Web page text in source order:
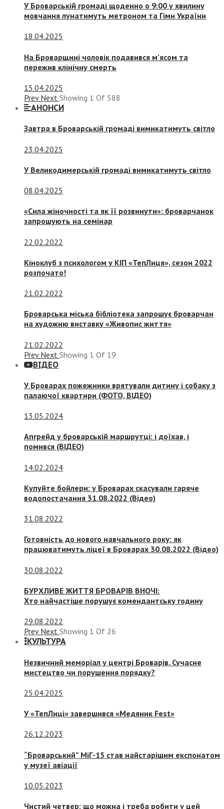
У Броварській громаді щоденно о 9:00 у хвилину
мовчання лунатимуть метроном та Гімн України
18.04.2025
На Броварщині чоловік подавився м’ясом та
пережив клінічну смерть
15.04.2025
Prev Next Showing 1 Of 588
АНОНСИ
Завтра в Броварській громаді вимикатимуть світло
23.04.2025
У Великодимерській громаді вимикатимуть світло
08.04.2025
«Сила жіночності та як її розвинути»: броварчанок
запрошують на семінар
22.02.2022
Кіноклуб з психологом у КІП «ТепЛиця», сезон 2022
розпочато!
21.02.2022
Броварська міська бібліотека запрошує броварчан
на художню виставку «Живопис життя»
21.02.2022
Prev Next Showing 1 Of 19
ВІДЕО
У Броварах пожежники врятували дитину і собаку з
палаючої квартири (ФОТО, ВІДЕО)
13.05.2024
Апгрейд у броварській маршрутці: і доїхав, і
помився (ВІДЕО)
14.02.2024
Купуйте бойлери: у Броварах скасували гаряче
водопостачання 31.08.2022 (Відео)
31.08.2022
Готовність до нового навчального року: як
працюватимуть ліцеї в Броварах 30.08.2022 (Відео)
30.08.2022
БУРХЛИВЕ ЖИТТЯ БРОВАРІВ ВНОЧІ:
Хто найчастіше порушує комендантську годину
29.08.2022
Prev Next Showing 1 Of 26
КУЛЬТУРА
Незвичний меморіал у центрі Броварів. Сучасне
мистецтво чи порушення порядку?
25.04.2025
У «ТепЛиці» завершився «Медяник Fest»
26.12.2023
“Броварський” МіГ-15 став найстарішим експонатом
у музеї авіації
10.05.2023
Чистий четвер: що можна і треба робити у цей